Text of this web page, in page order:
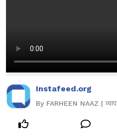
Instafeed.org
By FARHEEN NAAZ |